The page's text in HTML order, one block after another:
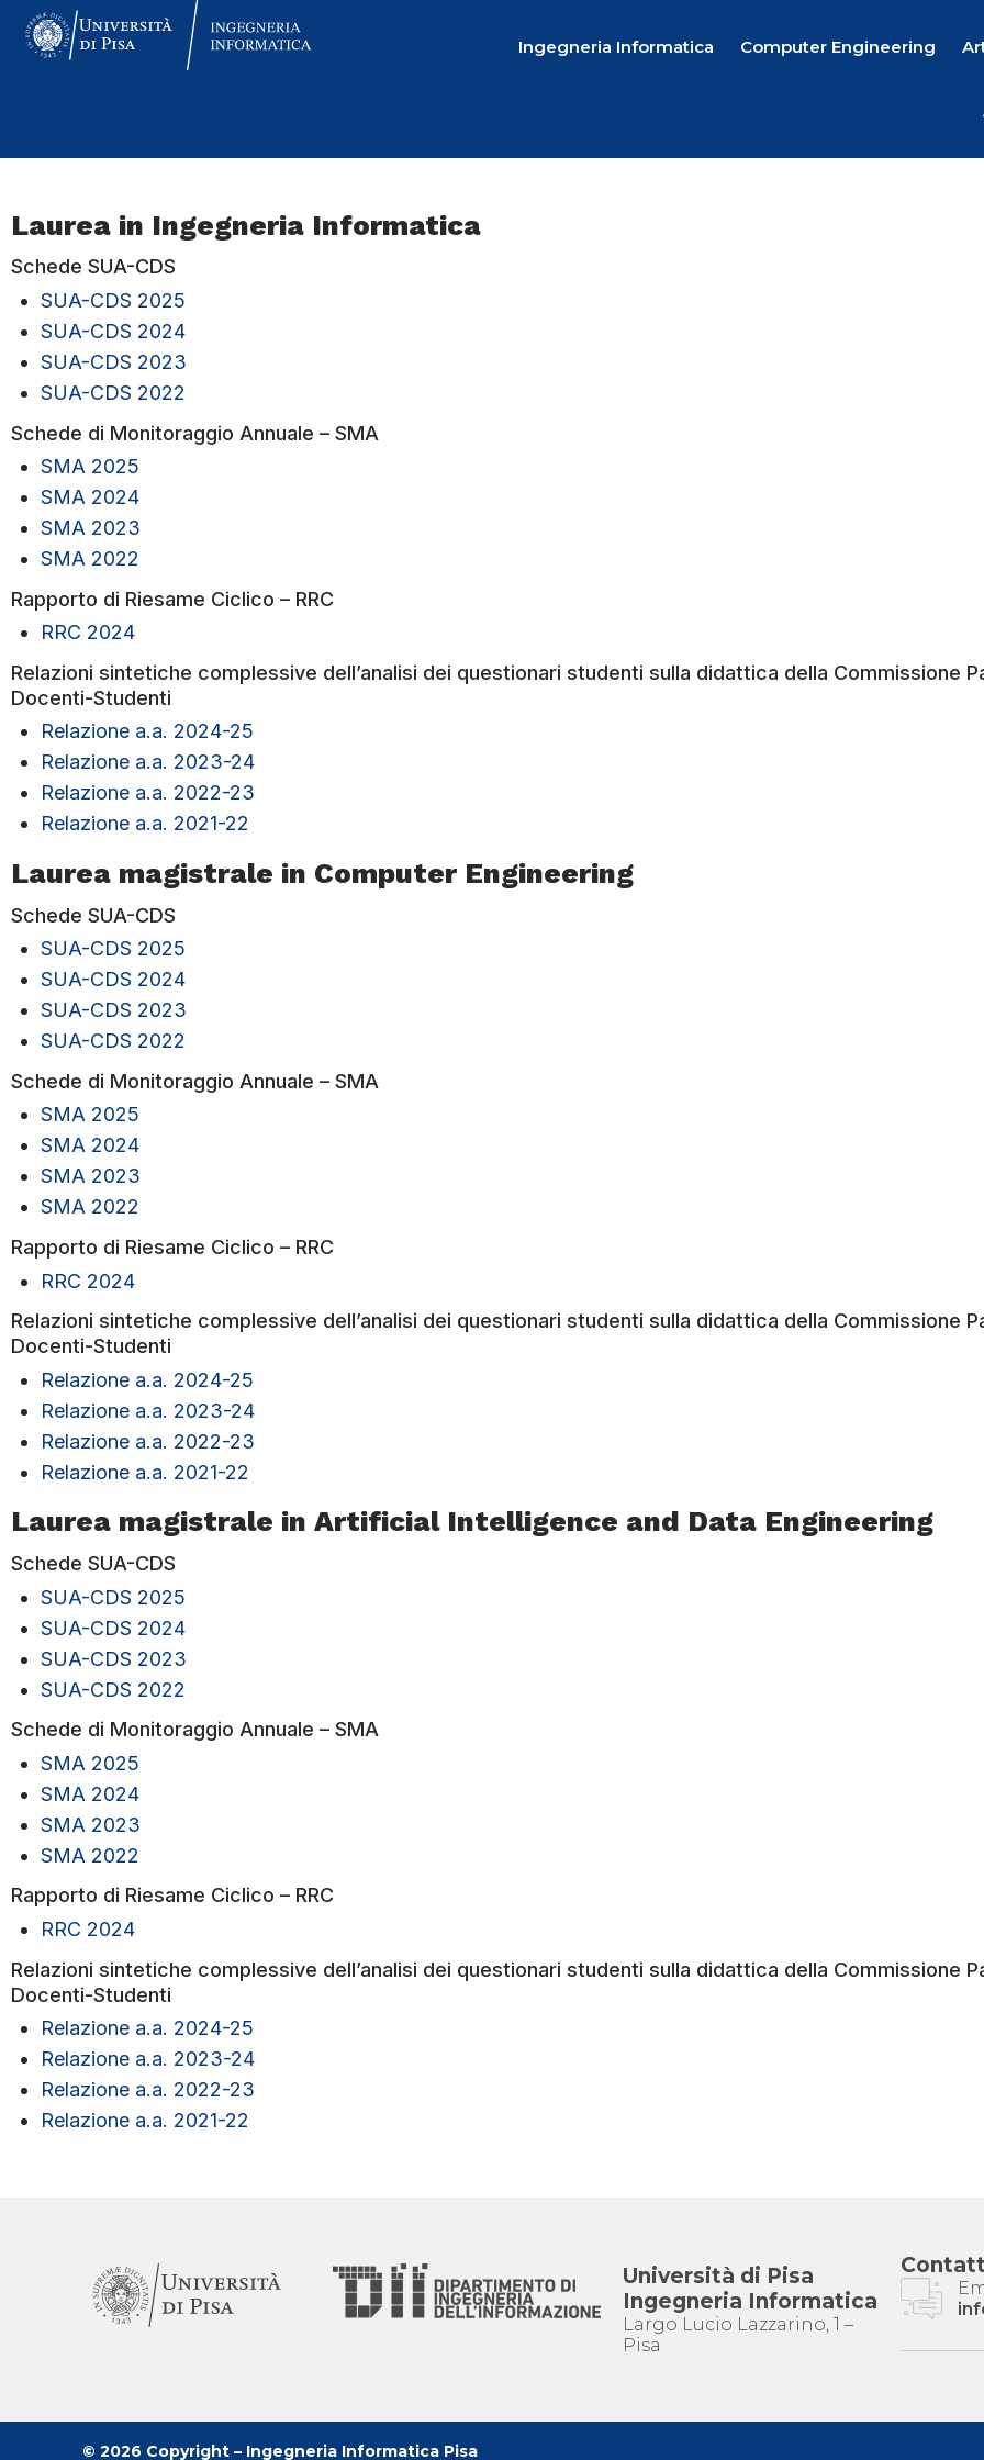
Ingegneria Informatica Computer Engineering
Laurea in Ingegneria Informatica
Schede SUA-CDS
SUA-CDS 2025
SUA-CDS 2024
SUA-CDS 2023
SUA-CDS 2022
Schede di Monitoraggio Annuale – SMA
SMA 2025
SMA 2024
SMA 2023
SMA 2022
Rapporto di Riesame Ciclico – RRC
RRC 2024
Relazioni sintetiche complessive dell’analisi dei questionari studenti sulla didattica della Commissione
Docenti-Studenti
Relazione a.a. 2024-25
Relazione a.a. 2023-24
Relazione a.a. 2022-23
Relazione a.a. 2021-22
Laurea magistrale in Computer Engineering
Schede SUA-CDS
SUA-CDS 2025
SUA-CDS 2024
SUA-CDS 2023
SUA-CDS 2022
Schede di Monitoraggio Annuale – SMA
SMA 2025
SMA 2024
SMA 2023
SMA 2022
Rapporto di Riesame Ciclico – RRC
RRC 2024
Relazioni sintetiche complessive dell’analisi dei questionari studenti sulla didattica della Commissione
Docenti-Studenti
Relazione a.a. 2024-25
Relazione a.a. 2023-24
Relazione a.a. 2022-23
Relazione a.a. 2021-22
Laurea magistrale in Artificial Intelligence and Data Engineering
Schede SUA-CDS
SUA-CDS 2025
SUA-CDS 2024
SUA-CDS 2023
SUA-CDS 2022
Schede di Monitoraggio Annuale – SMA
SMA 2025
SMA 2024
SMA 2023
SMA 2022
Rapporto di Riesame Ciclico – RRC
RRC 2024
Relazioni sintetiche complessive dell’analisi dei questionari studenti sulla didattica della Commissione
Docenti-Studenti
Relazione a.a. 2024-25
Relazione a.a. 2023-24
Relazione a.a. 2022-23
Relazione a.a. 2021-22
Università di Pisa
Ingegneria Informatica
Largo Lucio Lazzarino, 1 –
Pisa
© 2026 Copyright – Ingegneria Informatica Pisa